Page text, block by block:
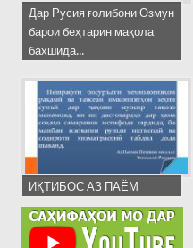
Дар Русия ғолибони Озмун
барои беҳтарин мақола
бахшида...
ИҚТИБОС АЗ ПАЁМ